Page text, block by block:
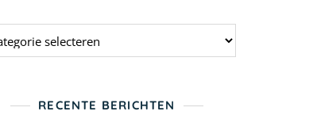
RECENTE BERICHTEN